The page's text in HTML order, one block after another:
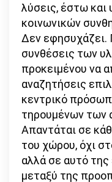
λύσεις, έστω
κοινωνικών
∆εν εφησυχάζει.
συνθέσεις των
προκειμένου να
αναζητήσεις
κεντρικό
τηρουμένων των
Απαντάται σε
του χώρου, όχι
αλλά σε αυτό της
μεταξύ της